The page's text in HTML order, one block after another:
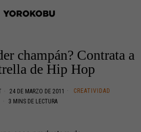
champán? Contrata a
de Hip Hop
24 DE MARZO DE 2011
CREATIVIDAD
3 MINS DE LECTURA